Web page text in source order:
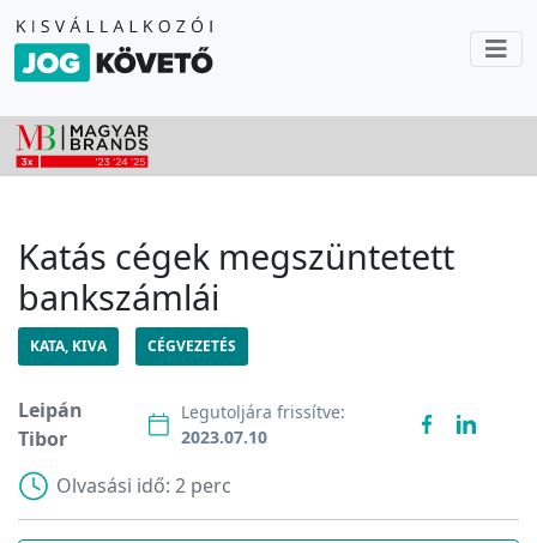
Katás cégek megszüntetett
bankszámlái
KATA, KIVA CÉGVEZETÉS
Leipán
Tibor
Legutoljára frissítve:
2023.07.10
Olvasási idő: 2 perc